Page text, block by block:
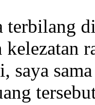
terbilang
kelezatan
saya